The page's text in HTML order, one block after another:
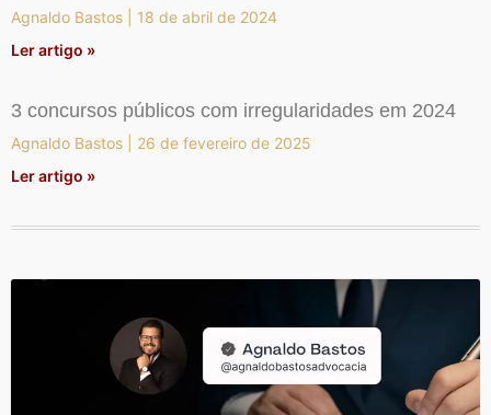
Agnaldo Bastos
18 de abril de 2024
Ler artigo »
3 concursos públicos com irregularidades em 2024
Agnaldo Bastos
26 de fevereiro de 2025
Ler artigo »